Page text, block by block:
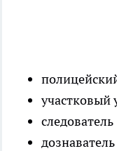
следователь
дознаватель